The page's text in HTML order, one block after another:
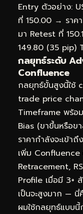
Entry ตัวอย่าง:
ที่ 150.00 → ราค
มา Retest ที่
149.80 (35 pip)
กลยุทธ์ระดับ
Confluence
กลยุทธ์ขั้นสูงนี้ใช้
trade price
Timeframe พร้อ
Bias (ขาขึ้นหรือ
ราคากำลังจะเข้
เพิ่ม Confluence
Retracement,
Profile เมื่อมี 3+
เป็นจะสูงมาก — นี่
ผมใช้กลยุทธ์แบบนี้